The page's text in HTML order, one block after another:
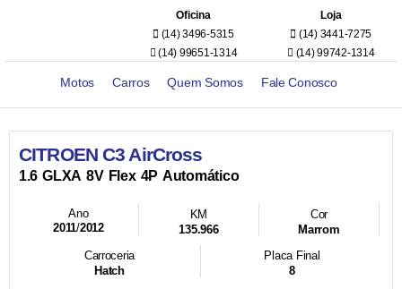
Oficina
(14) 3496-5315
(14) 99651-1314
Loja
(14) 3441-7275
(14) 99742-1314
Motos Carros Quem Somos Fale Conosco
CITROEN C3 AirCross
1.6 GLXA 8V Flex 4P Automático
Ano
2011/2012
KM
135.966
Cor
Marrom
Carroceria
Hatch
Placa Final
8